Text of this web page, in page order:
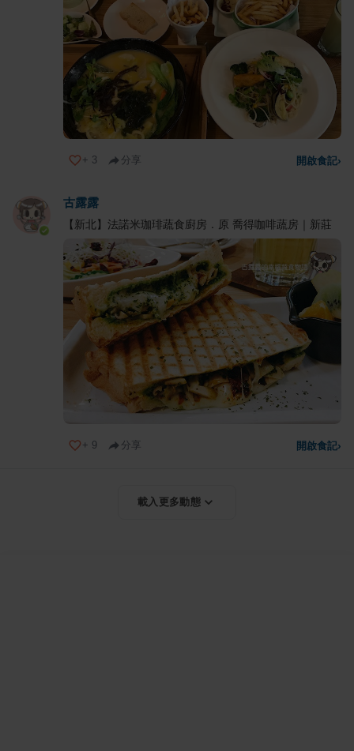
+ 3 分享 開啟食記›
古露露
【新北】法諾米珈琲蔬食廚房．原 喬得咖啡蔬房｜新莊
+ 9 分享 開啟食記›
載入更多動態